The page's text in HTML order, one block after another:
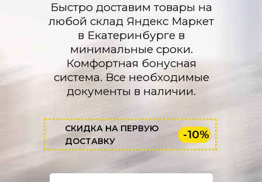
-10%
СКИДКА НА ПЕРВУЮ
ДОСТАВКУ
Быстро доставим товары на
любой склад Яндекс Маркет
в Екатеринбурге в
минимальные сроки.
Комфортная бонусная
система. Все необходимые
документы в наличии.